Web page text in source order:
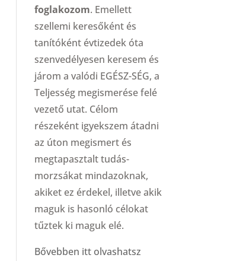
foglakozom. Emellett
szellemi keresőként és
tanítóként évtizedek óta
szenvedélyesen keresem és
járom a valódi EGÉSZ-SÉG, a
Teljesség megismerése felé
vezető utat. Célom
részeként igyekszem átadni
az úton megismert és
megtapasztalt tudás-
morzsákat mindazoknak,
akiket ez érdekel, illetve akik
maguk is hasonló célokat
tűztek ki maguk elé.
Bővebben itt olvashatsz